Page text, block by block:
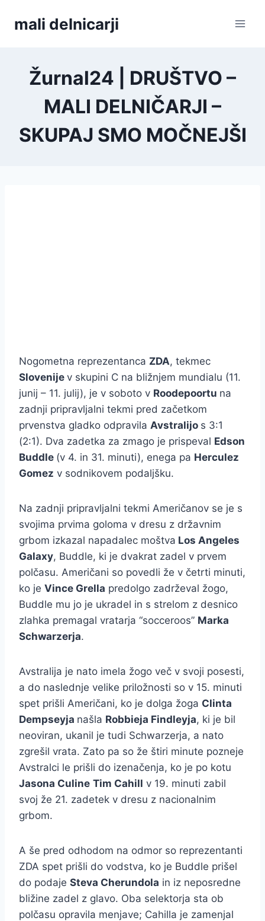
mali delnicarji
Žurnal24 | DRUŠTVO –
MALI DELNIČARJI –
SKUPAJ SMO MOČNEJŠI
Nogometna reprezentanca ZDA, tekmec
Slovenije v skupini C na bližnjem mundialu (11.
junij – 11. julij), je v soboto v Roodepoortu na
zadnji pripravljalni tekmi pred začetkom
prvenstva gladko odpravila Avstralijo s 3:1
(2:1). Dva zadetka za zmago je prispeval Edson
Buddle (v 4. in 31. minuti), enega pa Herculez
Gomez v sodnikovem podaljšku.
Na zadnji pripravljalni tekmi Američanov se je s
svojima prvima goloma v dresu z državnim
grbom izkazal napadalec moštva Los Angeles
Galaxy, Buddle, ki je dvakrat zadel v prvem
polčasu. Američani so povedli že v četrti minuti,
ko je Vince Grella predolgo zadrževal žogo,
Buddle mu jo je ukradel in s strelom z desnico
zlahka premagal vratarja “socceroos” Marka
Schwarzerja.
Avstralija je nato imela žogo več v svoji posesti,
a do naslednje velike priložnosti so v 15. minuti
spet prišli Američani, ko je dolga žoga Clinta
Dempseyja našla Robbieja Findleyja, ki je bil
neoviran, ukanil je tudi Schwarzerja, a nato
zgrešil vrata. Zato pa so že štiri minute pozneje
Avstralci le prišli do izenačenja, ko je po kotu
Jasona Culine Tim Cahill v 19. minuti zabil
svoj že 21. zadetek v dresu z nacionalnim
grbom.
A še pred odhodom na odmor so reprezentanti
ZDA spet prišli do vodstva, ko je Buddle prišel
do podaje Steva Cherundola in iz neposredne
bližine zadel z glavo. Oba selektorja sta ob
polčasu opravila menjave; Cahilla je zamenjal